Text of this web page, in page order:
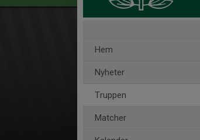
Hem
Nyheter
Truppen
Matcher